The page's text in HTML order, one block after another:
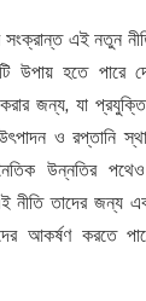
সংক্রান্ত এই নতুন
উপায় হতে পারে
করার জন্য, যা
ও রপ্তানি
উন্নতির
নীতি তাদের জন্য
আকর্ষণ করতে